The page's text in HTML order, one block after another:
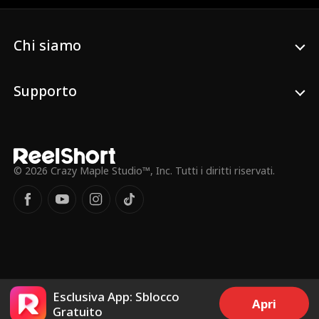
che tutto possa tornare alla normalità,
Chi siamo
Supporto
© 2026 Crazy Maple Studio™, Inc. Tutti i diritti riservati.
Esclusiva App: Sblocco
Gratuito
Apri